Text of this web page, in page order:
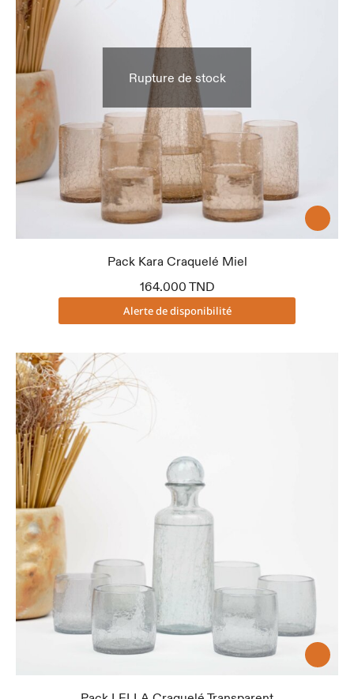
Rupture de stock
Pack Kara Craquelé Miel
164.000 TND
Alerte de disponibilité